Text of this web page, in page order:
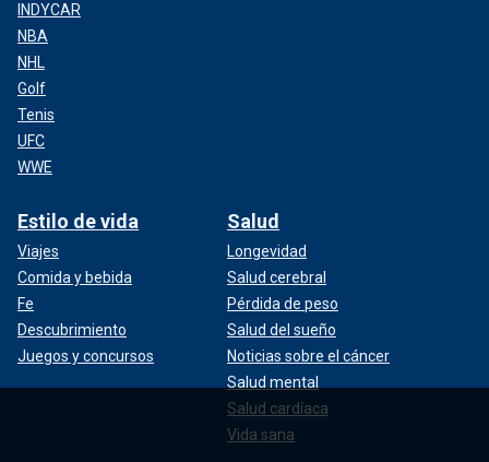
INDYCAR
NBA
NHL
Golf
Tenis
UFC
WWE
Estilo de vida
Viajes
Comida y bebida
Fe
Descubrimiento
Juegos y concursos
Salud
Longevidad
Salud cerebral
Pérdida de peso
Salud del sueño
Noticias sobre el cáncer
Salud mental
Salud cardíaca
Vida sana